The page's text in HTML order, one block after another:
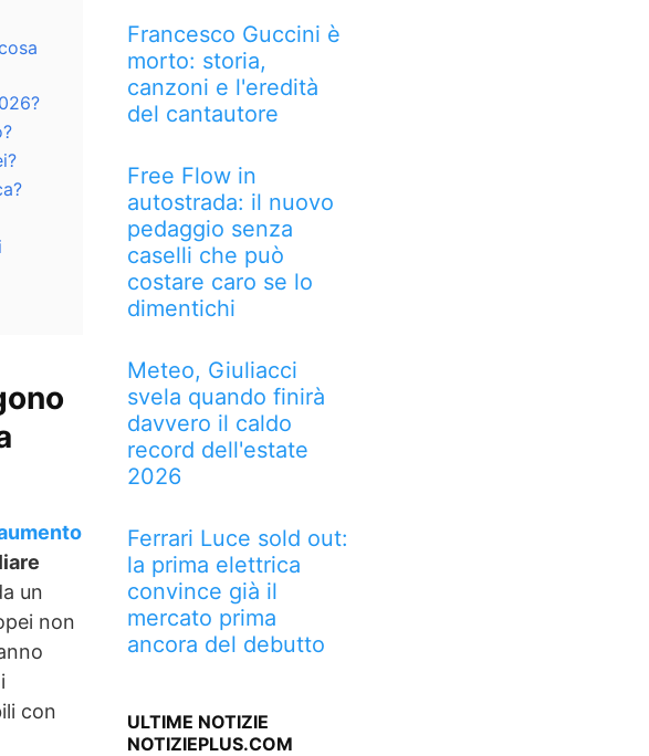
un
non
con
Francesco Guccini è
morto: storia,
canzoni e l'eredità
del cantautore
Free Flow in
autostrada: il nuovo
pedaggio senza
caselli che può
costare caro se lo
dimentichi
Meteo, Giuliacci
svela quando finirà
davvero il caldo
record dell'estate
2026
Ferrari Luce sold out:
la prima elettrica
convince già il
mercato prima
ancora del debutto
ULTIME NOTIZIE
NOTIZIEPLUS.COM